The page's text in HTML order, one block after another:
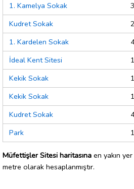
1. Kamelya Sokak
Kudret Sokak
1. Kardelen Sokak
İdeal Kent Sitesi
Kekik Sokak
Kekik Sokak
Kudret Sokak
Park
Müfettişler Sitesi haritasına en yakın
metre olarak hesaplanmıştır.